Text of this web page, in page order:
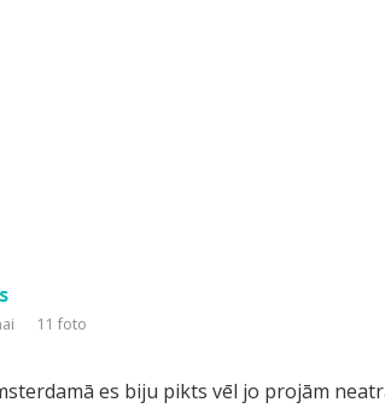
11 foto
es biju pikts vēl jo projām